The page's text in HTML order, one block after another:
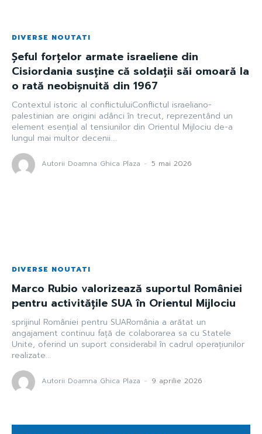
DIVERSE NOUTATI
Șeful forțelor armate israeliene din
Cisiordania susține că soldații săi omoară la
o rată neobișnuită din 1967
Contextul istoric al conflictuluiConflictul israeliano-
palestinian are origini adânci în trecut, reprezentând un
element esențial al tensiunilor din Orientul Mijlociu de-a
lungul mai multor decenii....
Autorii Doamna Ghica Plaza - 5 mai 2026
DIVERSE NOUTATI
Marco Rubio valorizează suportul României
pentru activitățile SUA în Orientul Mijlociu
sprijinul României pentru SUARomânia a arătat un
angajament continuu față de colaborarea sa cu Statele
Unite, oferind un suport considerabil în cadrul operațiunilor
realizate...
Autorii Doamna Ghica Plaza - 9 aprilie 2026